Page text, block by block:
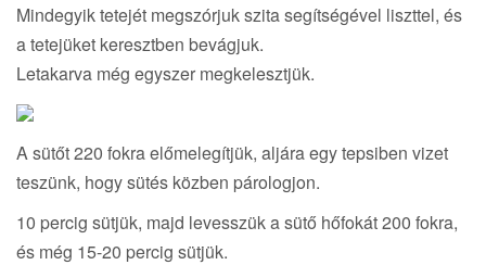
Mindegyik tetejét megszórjuk szita segítségével liszttel, és
a tetejüket keresztben bevágjuk.
Letakarva még egyszer megkelesztjük.
A sütőt 220 fokra előmelegítjük, aljára egy tepsiben vizet
teszünk, hogy sütés közben párologjon.
10 percig sütjük, majd levesszük a sütő hőfokát 200 fokra,
és még 15-20 percig sütjük.